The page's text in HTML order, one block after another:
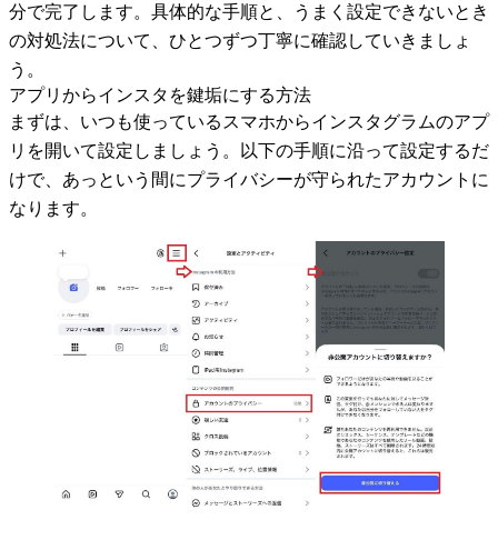
分で完了します。具体的な手順と、うまく設定できないとき
の対処法について、ひとつずつ丁寧に確認していきましょ
う。
アプリからインスタを鍵垢にする方法
まずは、いつも使っているスマホからインスタグラムのアプ
リを開いて設定しましょう。以下の手順に沿って設定するだ
けで、あっという間にプライバシーが守られたアカウントに
なります。